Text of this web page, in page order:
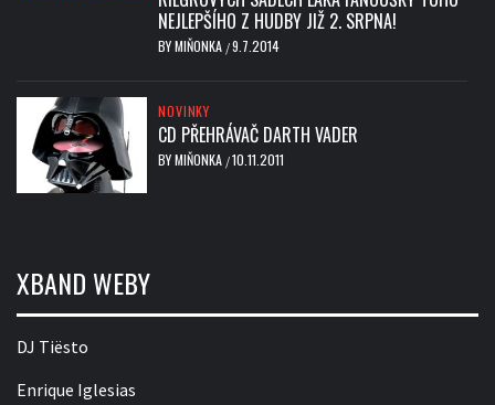
NEJLEPŠÍHO Z HUDBY JIŽ 2. SRPNA!
BYMIŇONKA /9.7.2014
NOVINKY
CD PŘEHRÁVAČ DARTH VADER
BYMIŇONKA /10.11.2011
XBAND WEBY
DJ Tiësto
Enrique Iglesias